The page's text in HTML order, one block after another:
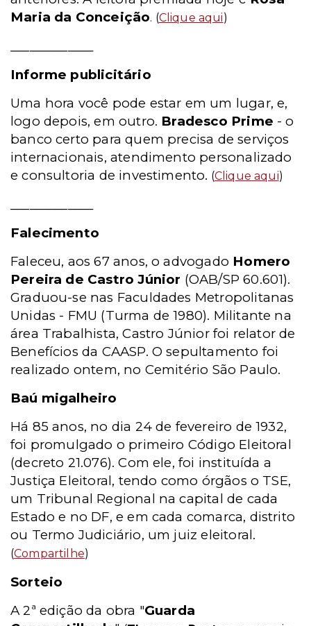
Maria da Conceição. (Clique aqui)
Informe publicitário
Uma hora você pode estar em um lugar, e,
logo depois, em outro. Bradesco Prime - o
banco certo para quem precisa de serviços
internacionais, atendimento personalizado
e consultoria de investimento. (Clique aqui)
Falecimento
Faleceu, aos 67 anos, o advogado Homero
Pereira de Castro Júnior (OAB/SP 60.601).
Graduou-se nas Faculdades Metropolitanas
Unidas - FMU (Turma de 1980). Militante na
área Trabalhista, Castro Júnior foi relator de
Benefícios da CAASP. O sepultamento foi
realizado ontem, no Cemitério São Paulo.
Baú migalheiro
Há 85 anos, no dia 24 de fevereiro de 1932,
foi promulgado o primeiro Código Eleitoral
(decreto 21.076). Com ele, foi instituída a
Justiça Eleitoral, tendo como órgãos o TSE,
um Tribunal Regional na capital de cada
Estado e no DF, e em cada comarca, distrito
ou Termo Judiciário, um juiz eleitoral.
(Compartilhe)
Sorteio
A 2ª edição da obra "Guarda